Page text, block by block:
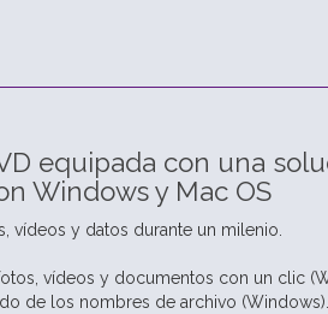
equipada con una
Windows y Mac OS
vídeos y datos durante un milenio.
vídeos y documentos con un clic
de los nombres de archivo (Windows).